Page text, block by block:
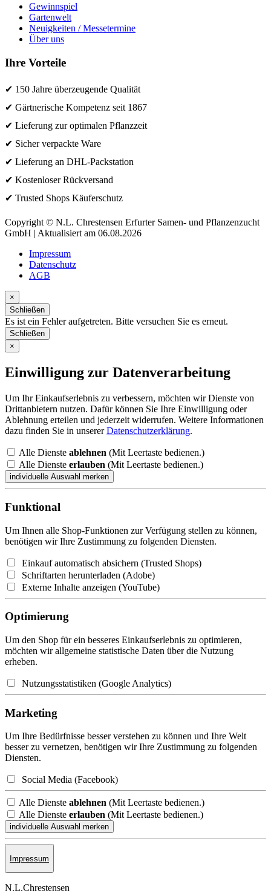
Gewinnspiel
Gartenwelt
Neuigkeiten / Messetermine
Über uns
Ihre Vorteile
✔ 150 Jahre überzeugende Qualität
✔ Gärtnerische Kompetenz seit 1867
✔ Lieferung zur optimalen Pflanzzeit
✔ Sicher verpackte Ware
✔ Lieferung an DHL-Packstation
✔ Kostenloser Rückversand
✔ Trusted Shops Käuferschutz
Copyright © N.L. Chrestensen Erfurter Samen- und Pflanzenzucht
GmbH | Aktualisiert am 06.08.2026
Impressum
Datenschutz
AGB
×
Schließen
Es ist ein Fehler aufgetreten. Bitte versuchen Sie es erneut.
Schließen
×
Einwilligung zur Datenverarbeitung
Um Ihr Einkaufserlebnis zu verbessern, möchten wir Dienste von
Drittanbietern nutzen. Dafür können Sie Ihre Einwilligung oder
Ablehnung erteilen und jederzeit widerrufen. Weitere Informationen
dazu finden Sie in unsererDatenschutzerklärung.
Alle Dienste ablehnen (Mit Leertaste bedienen.)
Alle Dienste erlauben (Mit Leertaste bedienen.)
Funktional
Um Ihnen alle Shop-Funktionen zur Verfügung stellen zu können,
benötigen wir Ihre Zustimmung zu folgenden Diensten.
Einkauf automatisch absichern (Trusted Shops)
Schriftarten herunterladen (Adobe)
Externe Inhalte anzeigen (YouTube)
Optimierung
Um den Shop für ein besseres Einkaufserlebnis zu optimieren,
möchten wir allgemeine statistische Daten über die Nutzung
erheben.
Nutzungsstatistiken (Google Analytics)
Marketing
Um Ihre Bedürfnisse besser verstehen zu können und Ihre Welt
besser zu vernetzen, benötigen wir Ihre Zustimmung zu folgenden
Diensten.
Social Media (Facebook)
Alle Dienste ablehnen (Mit Leertaste bedienen.)
Alle Dienste erlauben (Mit Leertaste bedienen.)
Impressum
N.L.Chrestensen